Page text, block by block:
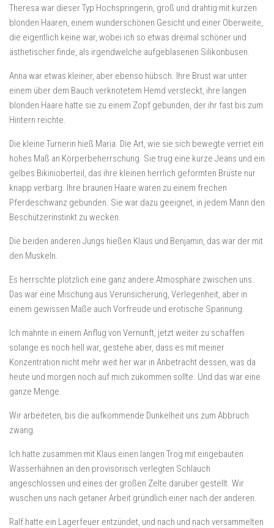
Theresa war dieser Typ Hochspringerin, groß und drahtig mit kurzen
blonden Haaren, einem wunderschönen Gesicht und einer Oberweite,
die eigentlich keine war, wobei ich so etwas dreimal schöner und
ästhetischer finde, als irgendwelche aufgeblasenen Silikonbusen.
Anna war etwas kleiner, aber ebenso hübsch. Ihre Brust war unter
einem über dem Bauch verknotetem Hemd versteckt, ihre langen
blonden Haare hatte sie zu einem Zopf gebunden, der ihr fast bis zum
Hintern reichte.
Die kleine Turnerin hieß Maria. Die Art, wie sie sich bewegte verriet ein
hohes Maß an Körperbeherrschung. Sie trug eine kurze Jeans und ein
gelbes Bikinioberteil, das ihre kleinen herrlich geformten Brüste nur
knapp verbarg. Ihre braunen Haare waren zu einem frechen
Pferdeschwanz gebunden. Sie war dazu geeignet, in jedem Mann den
Beschützerinstinkt zu wecken.
Die beiden anderen Jungs hießen Klaus und Benjamin, das war der mit
den Muskeln.
Es herrschte plötzlich eine ganz andere Atmosphäre zwischen uns.
Das war eine Mischung aus Verunsicherung, Verlegenheit, aber in
einem gewissen Maße auch Vorfreude und erotische Spannung.
Ich mahnte in einem Anflug von Vernunft, jetzt weiter zu schaffen
solange es noch hell war, gestehe aber, dass es mit meiner
Konzentration nicht mehr weit her war in Anbetracht dessen, was da
heute und morgen noch auf mich zukommen sollte. Und das war eine
ganze Menge.
Wir arbeiteten, bis die aufkommende Dunkelheit uns zum Abbruch
zwang.
Ich hatte zusammen mit Klaus einen langen Trog mit eingebauten
Wasserhähnen an den provisorisch verlegten Schlauch
angeschlossen und eines der großen Zelte darüber gestellt. Wir
wuschen uns nach getaner Arbeit gründlich einer nach der anderen.
Ralf hatte ein Lagerfeuer entzündet, und nach und nach versammelten